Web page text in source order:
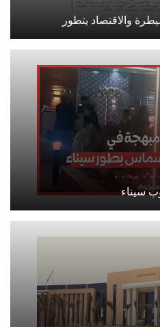
والاقتصاد يتطور
سيناء